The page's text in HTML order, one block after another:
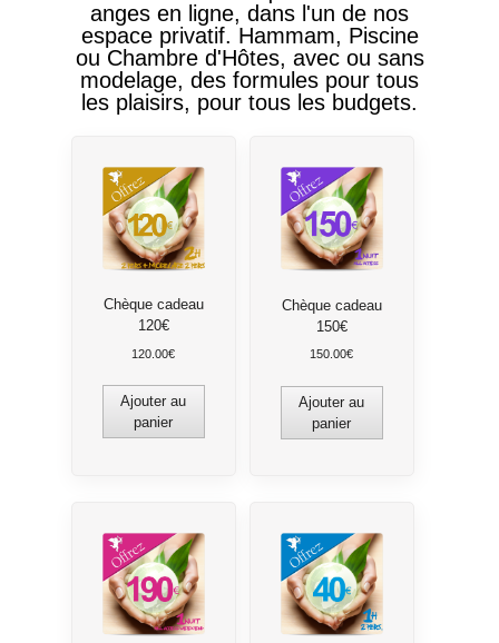
anges en ligne, dans l'un de nos
espace privatif. Hammam, Piscine
ou Chambre d'Hôtes, avec ou sans
modelage, des formules pour tous
les plaisirs, pour tous les budgets.
Chèque cadeau
120€
120.00€
Ajouter au
panier
Chèque cadeau
150€
150.00€
Ajouter au
panier